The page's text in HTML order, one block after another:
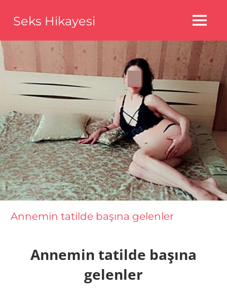
Seks Hikayesi
Hikayeleri,Bedava
Hikayeleri,Aldatma
MENU
Annemin tatilde başına gelenler
Annemin tatilde başına
gelenler